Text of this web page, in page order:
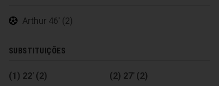
Arthur 46' (2)
SUBSTITUIÇÕES
(1) 22' (2) (2) 27' (2)